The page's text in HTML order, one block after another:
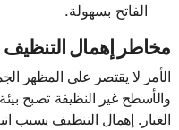
الفاتح بسهولة.
مخاطر إهمال التنظيف
الأمر لا يقتصر على المظهر
والأسطح غير النظيفة تصبح
الغبار. إهمال التنظيف يسبب